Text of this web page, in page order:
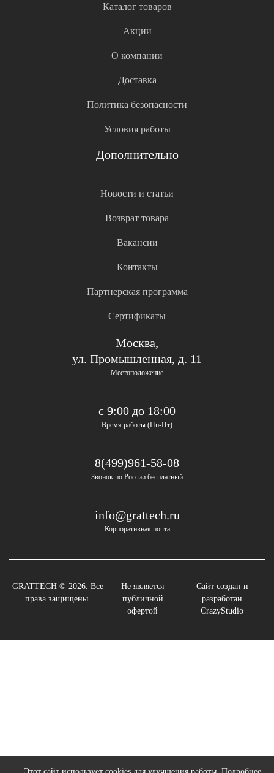
Каталог товаров
Акции
О компании
Доставка
Политика безопасности
Условия работы
Дополнительно
Новости и статьи
Возврат товара
Вакансии
Контакты
Партнерская программа
Сертификаты
Москва,
ул. Промышленная, д. 11
Местоположение
с 9:00 до 18:00
Время работы (Пн-Пт)
8(499)961-58-08
Звонок по России бесплатный
info@grattech.ru
Корпоративная почта
GRATTECH © 2026. Все
права защищены.
Не является
публичной
офертой
Сайт создан и
разработан
CrazyStudio